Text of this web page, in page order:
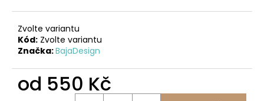
Zvolte variantu
Kód: Zvolte variantu
Značka:BajaDesign
od 550 Kč
č
u
e
m